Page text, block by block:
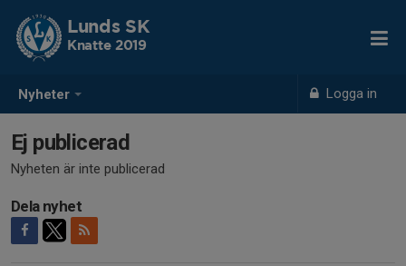
Nyheter Logga in
Lunds SK
Knatte 2019
Ej publicerad
Nyheten är inte publicerad
Dela nyhet